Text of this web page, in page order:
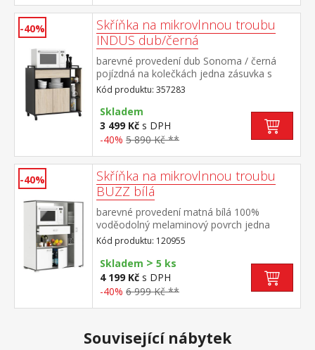
-40%
Skříňka na mikrovlnnou troubu
INDUS dub/černá
barevné provedení dub Sonoma / černá
pojízdná na kolečkách jedna zásuvka s
kovovými pojezdy 2 dvířka, uzavřené i
otevřené police maximální nosnost horní
desky 15 kg
Kód produktu: 357283
Skladem
3 499 Kč s DPH
-40% 5 890 Kč **
-40%
Skříňka na mikrovlnnou troubu
BUZZ bílá
barevné provedení matná bílá 100%
voděodolný melaminový povrch jedna
zásuvka s kovovými pojezdy, rozměr
zásuvky (š/h/v) 52 × 33 × 7 cm prostor pro
mikrovlnnou troubu o rozměru (š/h/v) 56 ×
40 × 35 cm dlouhá dvířka se 2 variabilními
policemi, otevřená police a 2 menší dvířka
troubu 25 kg
Kód produktu: 120955
Skladem > 5 ks
4 199 Kč s DPH
-40% 6 999 Kč **
Související nábytek